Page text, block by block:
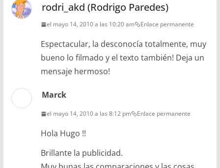
rodri_akd (Rodrigo Paredes)
el mayo 14, 2010 a las 10:20 am Enlace permanente
Espectacular, la desconocía totalmente, muy
bueno lo filmado y el texto también! Deja un
mensaje hermoso!
Marck
el mayo 14, 2010 a las 8:12 pm Enlace permanente
Hola Hugo !!
Brillante la publicidad.